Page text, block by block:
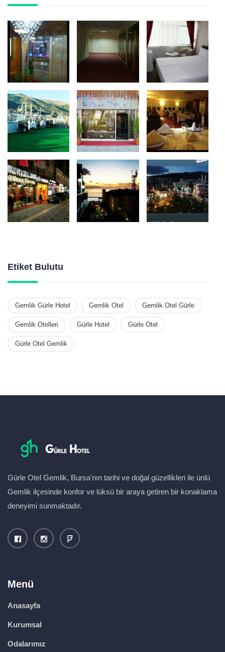
Etiket Bulutu
Gemlik Gürle Hotel Gemlik Otel Gemlik Otel Gürle
Gemlik Otelleri Gürle Hotel Gürle Otel
Gürle Otel Gemlik
Gürle Otel Gemlik, Bursa'nın tarihi ve doğal güzellikleri ile ünlü
Gemlik ilçesinde konfor ve lüksü bir araya getiren bir konaklama
deneyimi sunmaktadır.
Menü
Anasayfa
Kurumsal
Odalarımız